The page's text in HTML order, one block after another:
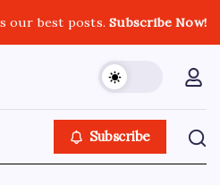
our best posts.Subscribe Now!
Subscribe